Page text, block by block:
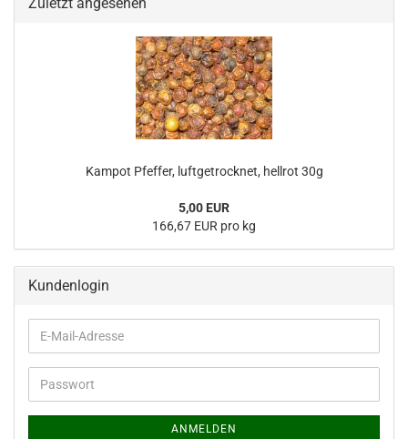
Kampot Pfeffer, luftgetrocknet, hellrot 30g
5,00 EUR
166,67 EUR pro kg
Kundenlogin
E-
Mail-
Adresse
Passwort
ANMELDEN